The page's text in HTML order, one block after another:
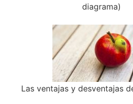
diagrama)
Las ventajas y desventajas